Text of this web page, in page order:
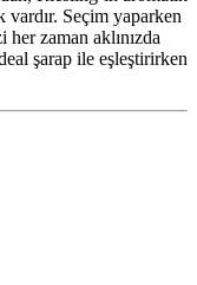
vardır. Seçim yaparken
zaman aklınızda
şarap ile eşleştirirken